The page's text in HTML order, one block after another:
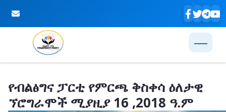
የብልፅግና ፓርቲ የምርጫ ቅስቀሳ ዕለታዊ
ኘሮግራሞች ሚያዚያ 16 ,2018 ዓ.ም